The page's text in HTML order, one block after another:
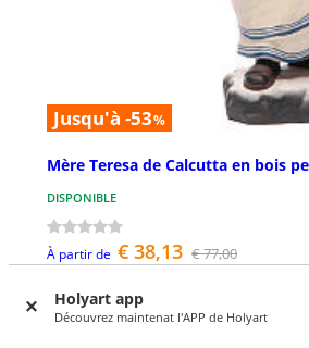
Holyart app
Découvrez maintenat l'APP de Holyart
Jusqu'à -53%
Mère Teresa de Calcutta en bois
DISPONIBLE
À partir de € 38,13 € 77,00